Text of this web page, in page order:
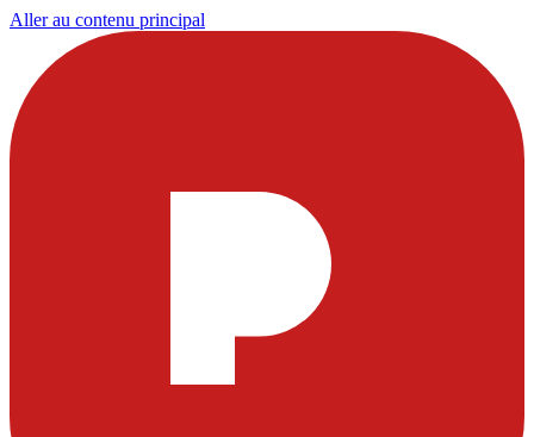
Aller au contenu principal